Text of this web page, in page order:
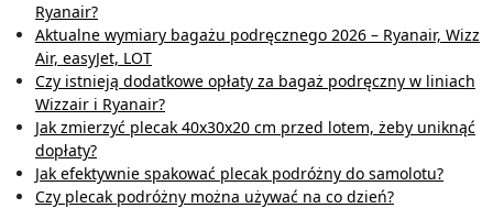
Ryanair?
Aktualne wymiary bagażu podręcznego 2026 – Ryanair, Wizz
Air, easyJet, LOT
Czy istnieją dodatkowe opłaty za bagaż podręczny w liniach
Wizzair i Ryanair?
Jak zmierzyć plecak 40x30x20 cm przed lotem, żeby uniknąć
dopłaty?
Jak efektywnie spakować plecak podróżny do samolotu?
Czy plecak podróżny można używać na co dzień?